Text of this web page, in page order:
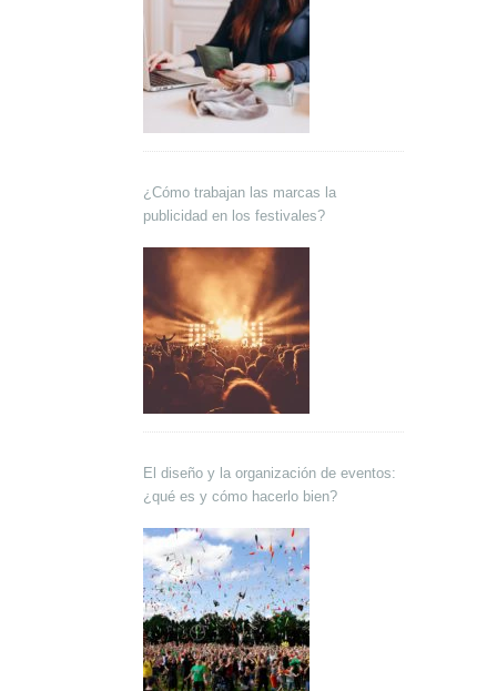
¿Cómo trabajan las marcas la
publicidad en los festivales?
El diseño y la organización de eventos:
¿qué es y cómo hacerlo bien?